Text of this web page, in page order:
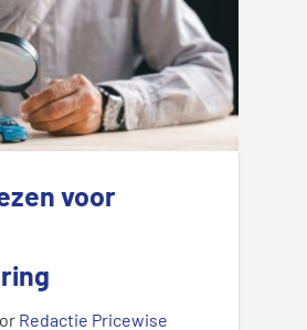
voor
Redactie Pricewise